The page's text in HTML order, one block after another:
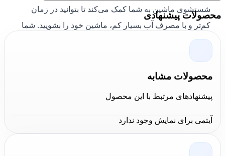
شستشوی ماشین به شما کمک می‌کند تا بتوانید در زمان
کم‌تر و با مصرف آب بسیار کم، ماشین خود را بشویید. شما
به راحتی می‌توانید کارواش شارژی را درون اتومبیل خود
قرار داده و در هر مکانی آن را به همراه داشته باشید.
اینکارواش
پرتابل و فناوری کانکشن سریع قطعات است. شرکت
بالاست و می‌توان بر روی دوام و ماندگاری آن حساب کرد.
محصولات پیشنهادی
محصولات مشابه
پیشنهادهای مرتبط با این محصول
آیتمی برای نمایش وجود ندارد